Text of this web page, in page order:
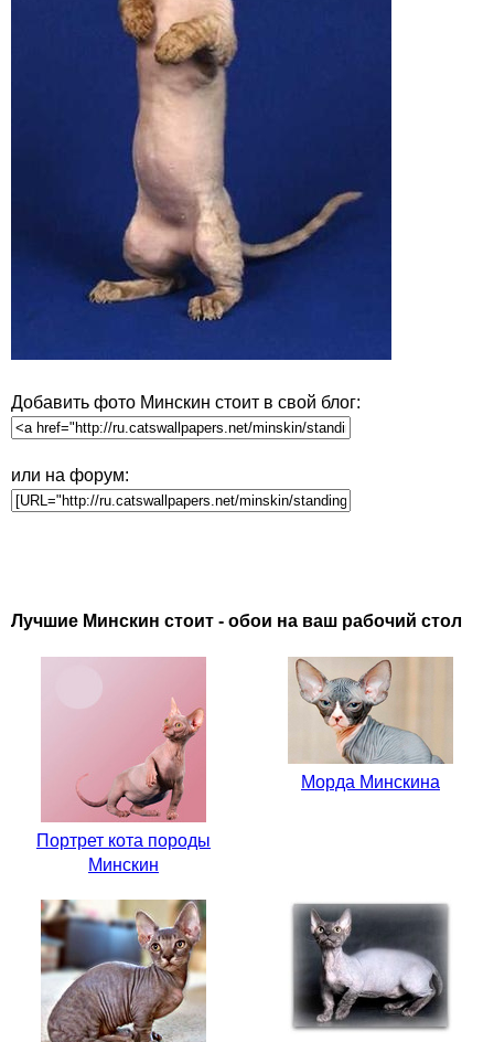
Добавить фото Минскин стоит в свой блог:
или на форум:
Лучшие Минскин стоит - обои на ваш рабочий стол
Портрет кота породы
Минскин
Морда Минскина